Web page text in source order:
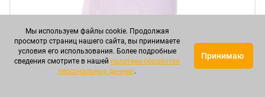
Фартук-передник АР23 цв.белый тк.тиси в
Симферополе
Мы используем файлы cookie. Продолжая
просмотр страниц нашего сайта, вы принимаете
условия его использования. Более подробные
сведения смотрите в нашей политике обработки
персональных данных.
Принимаю